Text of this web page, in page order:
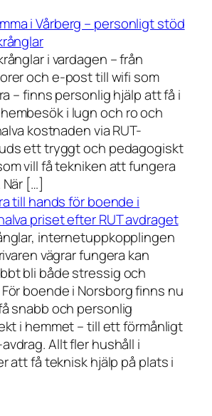
i Vårberg – personligt stöd
i vardagen – från
och e-post till wifi som
– finns personlig hjälp att få i
i lugn och ro och
kostnaden via RUT-
ett tryggt och pedagogiskt
vill få tekniken att fungera
[…]
till hands för boende i
priset efter RUT avdraget
internetuppkopplingen
vägrar fungera kan
bli både stressig och
boende i Norsborg finns nu
snabb och personlig
i hemmet – till ett förmånligt
Allt fler hushåll i
att få teknisk hjälp på plats i